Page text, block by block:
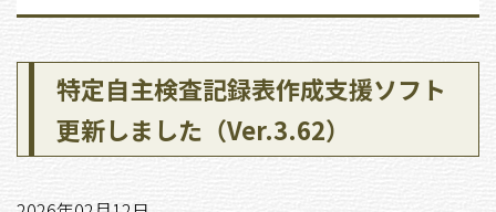
特定自主検査記録表作成支援ソフト
更新しました（Ver.3.62）